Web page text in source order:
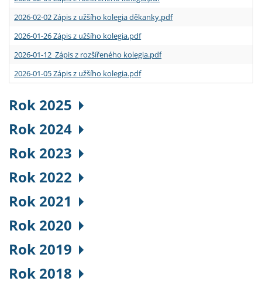
2026-02-02 Zápis z užšího kolegia děkanky.pdf
2026-01-26 Zápis z užšího kolegia.pdf
2026-01-12 Zápis z rozšířeného kolegia.pdf
2026-01-05 Zápis z užšího kolegia.pdf
Rok 2025
Rok 2024
Rok 2023
Rok 2022
Rok 2021
Rok 2020
Rok 2019
Rok 2018